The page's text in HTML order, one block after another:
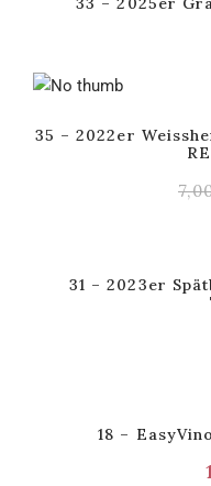
35 – 2022er
31 – 2023er
18 –